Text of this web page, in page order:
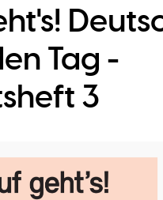
Tag -
3